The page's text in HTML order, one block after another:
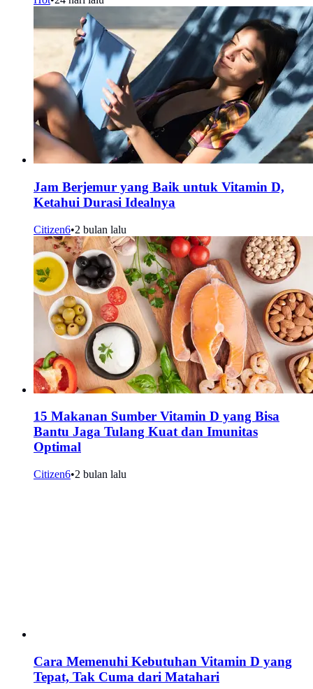
Jam Berjemur yang Baik untuk Vitamin D,
Ketahui Durasi Idealnya
Citizen6•2 bulan lalu
15 Makanan Sumber Vitamin D yang Bisa
Bantu Jaga Tulang Kuat dan Imunitas
Optimal
Citizen6•2 bulan lalu
Cara Memenuhi Kebutuhan Vitamin D yang
Tepat, Tak Cuma dari Matahari